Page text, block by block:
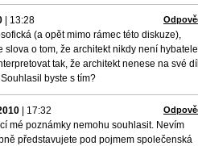
13:28
(a opět mimo rámec této diskuze),
slova o tom, že architekt nikdy není
tak, že architekt nenese na své
byste s tím?
17:32
mé poznámky nemohu souhlasit. Nevím
představujete pod pojmem společenská